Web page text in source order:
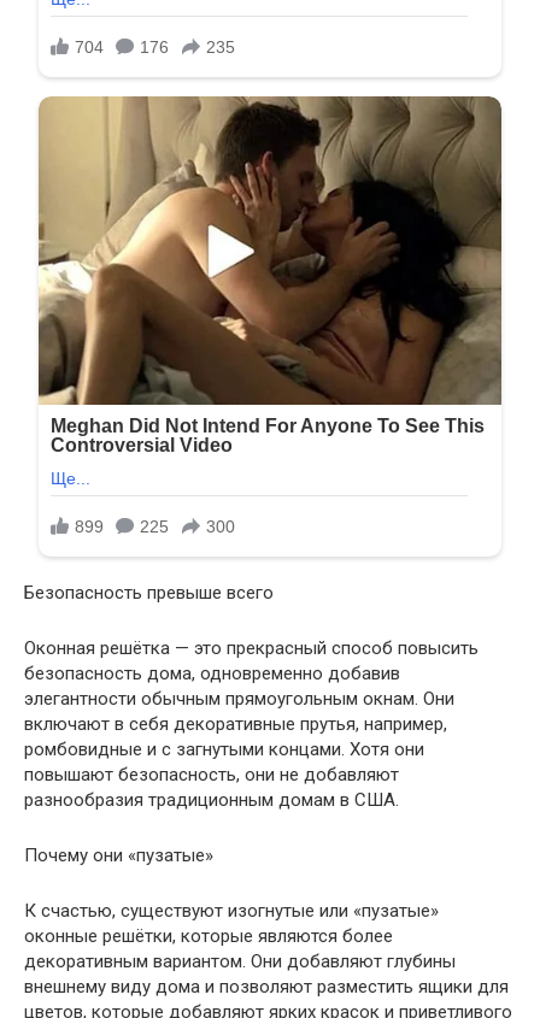
Безопасность превыше всего
Оконная решётка — это прекрасный способ повысить
безопасность дома, одновременно добавив
элегантности обычным прямоугольным окнам. Они
включают в себя декоративные прутья, например,
ромбовидные и с загнутыми концами. Хотя они
повышают безопасность, они не добавляют
разнообразия традиционным домам в США.
Почему они «пузатые»
К счастью, существуют изогнутые или «пузатые»
оконные решётки, которые являются более
декоративным вариантом. Они добавляют глубины
внешнему виду дома и позволяют разместить ящики для
цветов, которые добавляют ярких красок и приветливого